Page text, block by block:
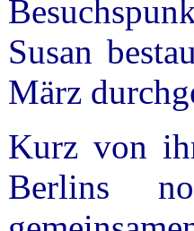
Susan
März
Kurz von
Berlins